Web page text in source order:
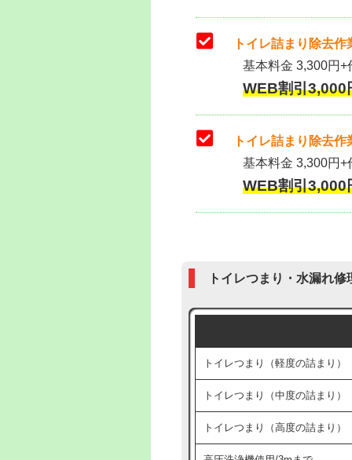
トイレ詰まり除去
基本料金 3,300円+
WEB割引
トイレ詰まり除去
基本料金 3,300円+
WEB割引
トイレつまり・水漏れ
トイレつまり（軽度の詰まり）
トイレつまり（中度の詰まり）
トイレつまり（高度の詰まり）